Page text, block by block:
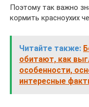
Поэтому так важно
кормить красноухих
Читайте также:
обитают, как
особенности,
интересные